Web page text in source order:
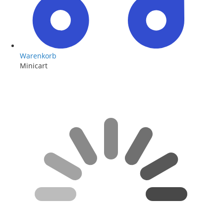
Warenkorb
Minicart